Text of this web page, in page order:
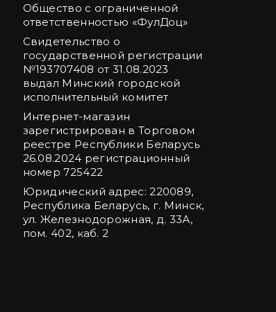
Общество с ограниченной
ответственностью «ФулДоц»
Свидетельство о
государственной регистрации
№‎193707408 от 31.08.2023
выдал Минский городской
исполнительный комитет
Интернет-магазин
зарегистрирован в Торговом
реестре Республики Беларусь
26.08.2024 регистрационный
номер 725422
Юридический адрес: 220089,
Республика Беларусь, г. Минск,
ул. Железнодорожная, д. 33А,
пом. 402, каб. 2